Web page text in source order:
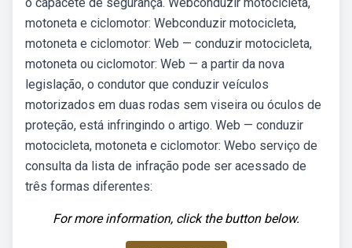
motoneta e ciclomotor: Webconduzir motocicleta,
motoneta e ciclomotor: Web — conduzir motocicleta,
motoneta ou ciclomotor: Web — a partir da nova
legislação, o condutor que conduzir veículos
motorizados em duas rodas sem viseira ou óculos de
proteção, está infringindo o artigo. Web — conduzir
motocicleta, motoneta e ciclomotor: Webo serviço de
consulta da lista de infração pode ser acessado de
três formas diferentes:
For more information, click the button below.